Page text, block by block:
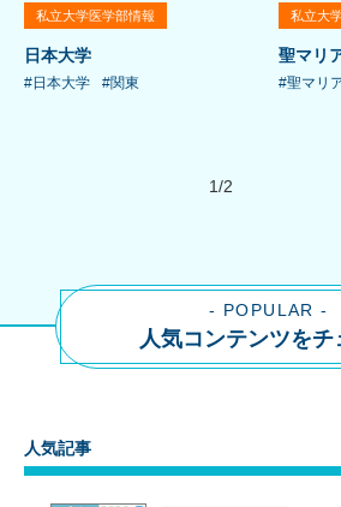
私立大学医学部情報
日本大学
#日本大学 #関東
私立大
聖マリ
#聖マリ
1/2
- POPULAR -
人気コンテンツをチ
人気記事